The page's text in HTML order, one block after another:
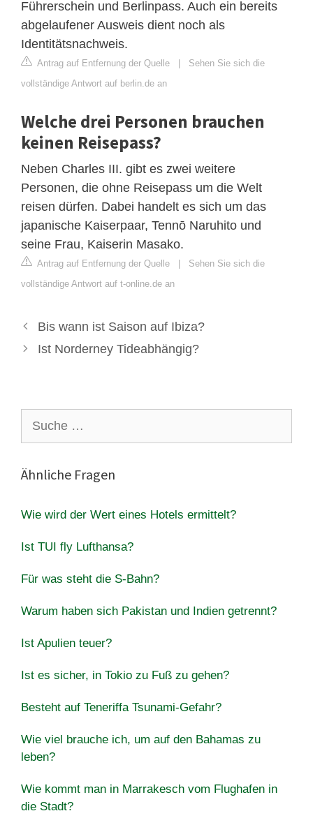
Führerschein und Berlinpass. Auch ein bereits
abgelaufener Ausweis dient noch als
Identitätsnachweis.
Antrag auf Entfernung der Quelle | Sehen Sie sich die
vollständige Antwort auf berlin.de an
Welche drei Personen brauchen
keinen Reisepass?
Neben Charles III. gibt es zwei weitere
Personen, die ohne Reisepass um die Welt
reisen dürfen. Dabei handelt es sich um das
japanische Kaiserpaar, Tennō Naruhito und
seine Frau, Kaiserin Masako.
Antrag auf Entfernung der Quelle | Sehen Sie sich die
vollständige Antwort auf t-online.de an
Bis wann ist Saison auf Ibiza?
Ist Norderney Tideabhängig?
nach:
Ähnliche Fragen
Wie wird der Wert eines Hotels ermittelt?
Ist TUI fly Lufthansa?
Für was steht die S-Bahn?
Warum haben sich Pakistan und Indien getrennt?
Ist Apulien teuer?
Ist es sicher, in Tokio zu Fuß zu gehen?
Besteht auf Teneriffa Tsunami-Gefahr?
Wie viel brauche ich, um auf den Bahamas zu
leben?
Wie kommt man in Marrakesch vom Flughafen in
die Stadt?